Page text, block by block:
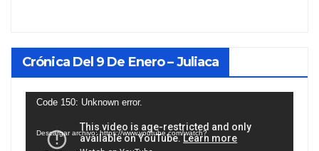
Crónica Del 9 De Enero – Juliaca
Reproductor
vídeo
Code 150: Unknown error.
Descargar archivo: https://www.youtube.com/watch?